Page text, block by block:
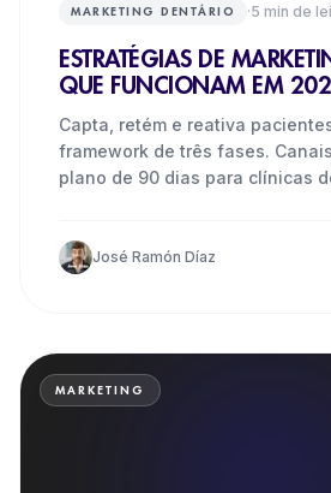
MARKETING DENTÁRIO ·5 min de
ESTRATÉGIAS DE
QUE FUNCIONAM EM
Capta, retém e reativa
framework de três fases.
plano de 90 dias para clínicas
José Ramón Díaz
MARKETING